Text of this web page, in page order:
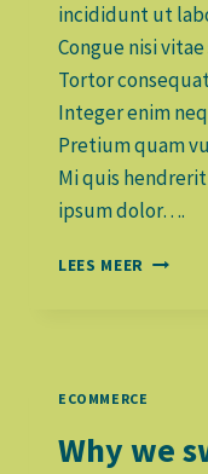
incididunt ut
Congue nisi
Tortor
Integer enim
Pretium quam
Mi quis
ipsum dolor….
LEES MEER A
ECOMMERCE
Why we